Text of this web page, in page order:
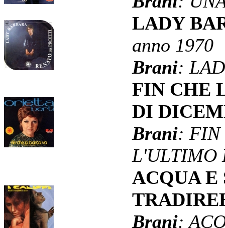
LADY
anno 1970
Brani:
FIN CHE
DI
Brani: FIN
L'ULTIMO
ACQUA
Brani: